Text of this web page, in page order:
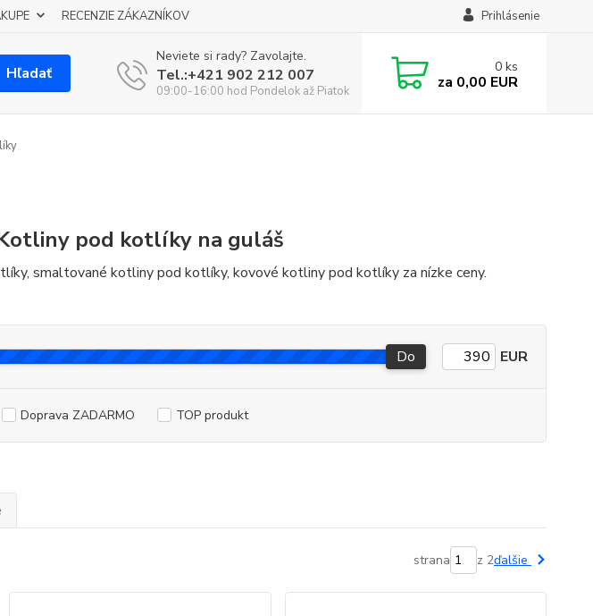
RECENZIE ZÁKAZNÍKOV Prihlásenie
Hľadať
Neviete si rady? Zavolajte.
Tel.:+421 902 212 007
09:00-16:00 hod Pondelok až Piatok
0 ks
za 0,00 EUR
pod kotlíky na guláš
smaltované kotliny pod kotlíky, kovové kotliny pod kotlíky za nízke ceny.
Do EUR
Doprava ZADARMO TOP produkt
strana z 2ďalšie